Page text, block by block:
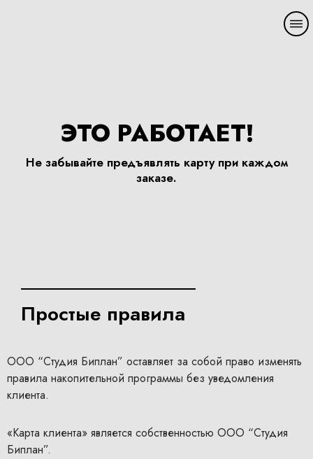
ЭТО РАБОТАЕТ!
Не забывайте предъявлять карту при каждом
заказе.
Простые правила
ООО “Студия Биплан” оставляет за собой право изменять
правила накопительной программы без уведомления
клиента.
«Карта клиента» является собственностью ООО “Студия
Биплан”.